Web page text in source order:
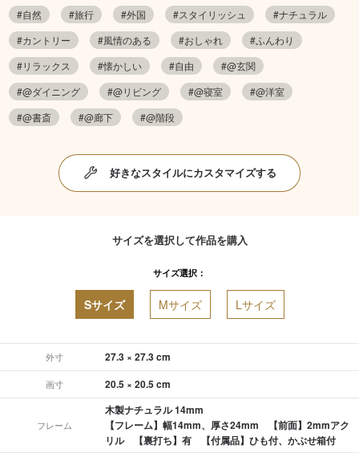
#自然
#旅行 #外国 #スタイリッシュ
#ナチュラル
#カントリー
#風情のある #おしゃれ
#ふんわり
#リラックス
#懐かしい #自由
#@玄関
#@ダイニング
#@リビング #@寝室
#@洋室
#@書斎
#@廊下 #@階段
好きなスタイルにカスタマイズする
サイズを選択して作品を購入
サイズ選択：
Sサイズ Mサイズ Lサイズ
外寸 27.3 × 27.3 cm
画寸 20.5 × 20.5 cm
フレーム
木製ナチュラル 14mm
【フレーム】幅14mm、厚さ24mm 【前面】2mmアク
リル 【裏打ち】有 【付属品】ひも付、かぶせ箱付